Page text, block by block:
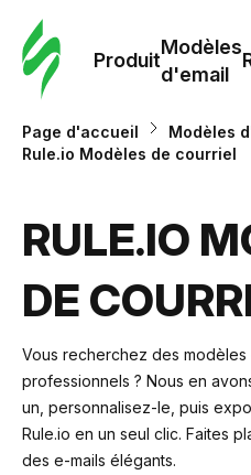
Produit
Modèles
d'email
Page d'accueil
Modèles
Rule.io Modèles de courriel
RULE.IO
DE
Vous recherchez des modèles
professionnels ? Nous en
un, personnalisez-le, puis
Rule.io en un seul clic. Faites
des e-mails élégants.